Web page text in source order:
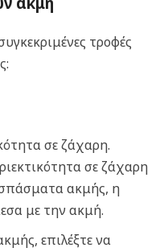
τροφές
σε ζάχαρη.
σε ζάχαρη
ακμής, η
με την ακμή.
επιλέξτε να